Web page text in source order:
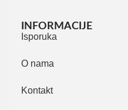
INFORMACIJE
Isporuka
O nama
Kontakt